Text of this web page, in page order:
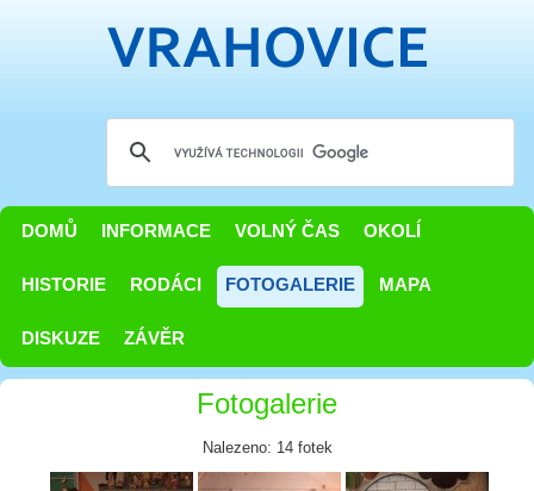
DOMŮ INFORMACE VOLNÝ ČAS OKOLÍ
HISTORIE RODÁCI FOTOGALERIE MAPA
DISKUZE ZÁVĚR
Fotogalerie
Nalezeno: 14 fotek